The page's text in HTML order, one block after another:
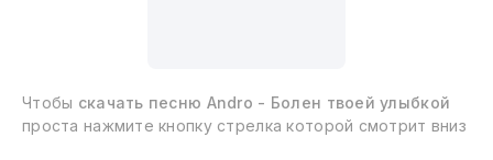
Чтобы скачать песню Andro - Болен твоей улыбкой
проста нажмите кнопку стрелка которой смотрит вниз